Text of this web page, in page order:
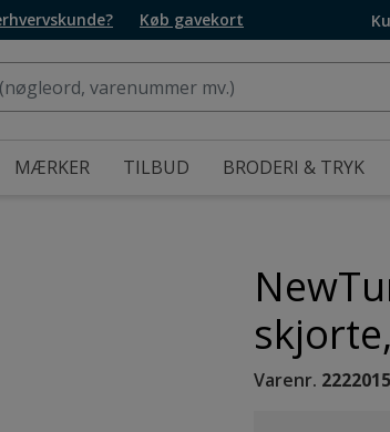
Køb gavekort
MÆRKER TILBUD BRODERI & TRYK
Varenr.